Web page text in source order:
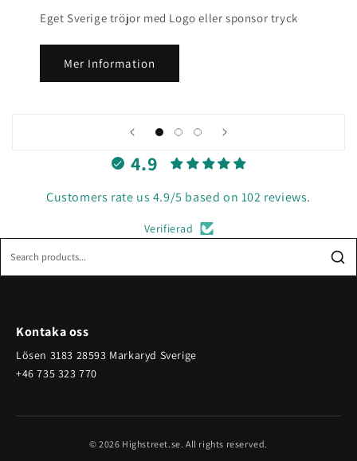
Eget Sverige tröjor med Logo eller sponsor tryck
Mer Information
4.9
Customers rate us 4.9/5 based on 102 reviews.
Verifierad
Kontaka oss
Lösen 3183 28593 Markaryd Sverige
+46 735 323 770
© 2026 Highstreet.se. All rights reserved.